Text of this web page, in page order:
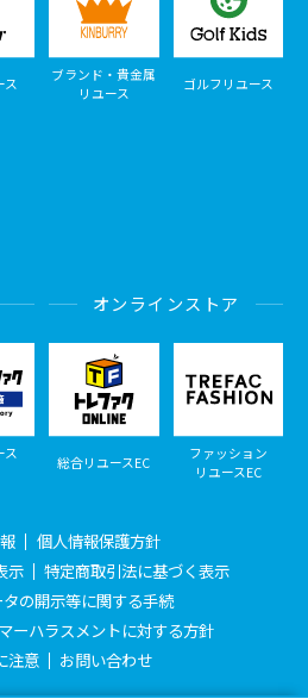
ス
ブランド・貴金属
リユース
ゴルフリユース
ス
オンラインストア
総合リユースEC
ファッション
リユースEC
個人情報保護方針
示
特定商取引法に基づく表示
の開示等に関する手続
ーハラスメントに対する方針
注意
お問い合わせ